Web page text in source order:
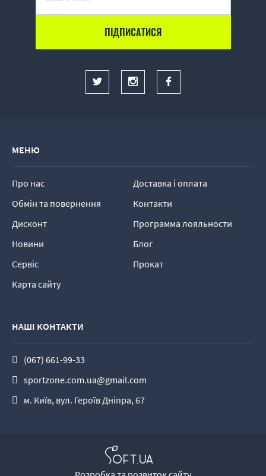
МЕНЮ
Про нас
Доставка і оплата
Обмін та повернення
Контакти
Дисконт
Программа лояльности
Новини
Блог
Сервіс
Прокат
Карта сайту
НАШІ КОНТАКТИ
(067) 661-99-33
sportzone.com.ua@gmail.com
м. Київ, вул. Героїв Дніпра, 67